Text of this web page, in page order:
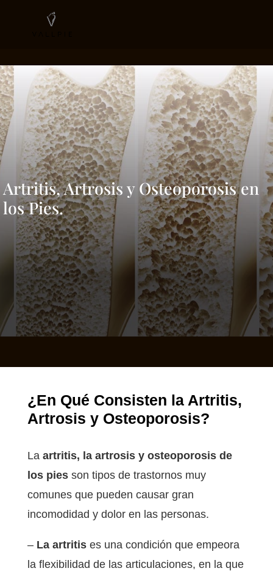
Artritis, Artrosis y Osteoporosis en
los Pies.
¿En Qué Consisten la Artritis,
Artrosis y Osteoporosis?
La artritis, la artrosis y osteoporosis de
los piesson tipos de trastornos muy
comunes que pueden causar gran
incomodidad y dolor en las personas.
– La artritis es una condición que empeora
la flexibilidad de las articulaciones, en la que